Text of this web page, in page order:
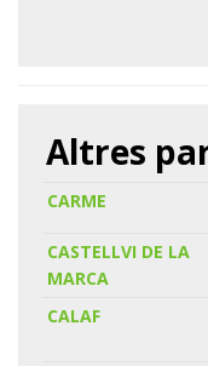
Altres
CARME
CASTELLVI DE LA
MARCA
CALAF